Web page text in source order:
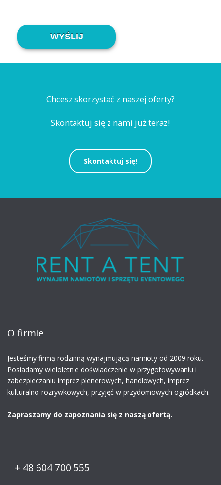
Chcesz skorzystać z naszej oferty?
Skontaktuj się z nami już teraz!
Skontaktuj się!
O firmie
Jesteśmy firmą rodzinną wynajmującą namioty od 2009 roku.
Posiadamy wieloletnie doświadczenie w przygotowywaniu i
zabezpieczaniu imprez plenerowych, handlowych, imprez
kulturalno-rozrywkowych, przyjęć w przydomowych ogródkach.
Zapraszamy do zapoznania się z naszą ofertą.
+ 48 604 700 555